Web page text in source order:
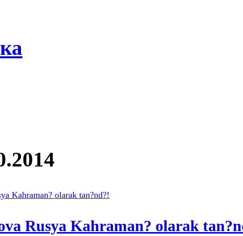
Rusya Kahraman? olarak